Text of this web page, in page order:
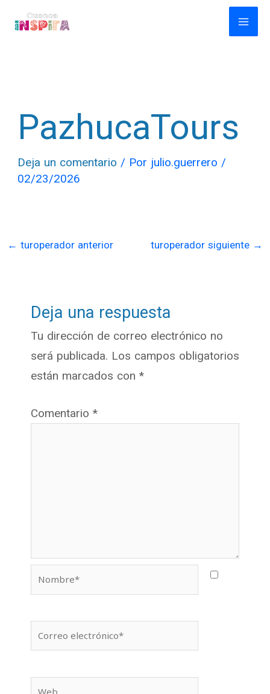
PazhucaTours
Deja un comentario / Por julio.guerrero /
02/23/2026
← turoperador anterior turoperador siguiente →
Deja una respuesta
Tu dirección de correo electrónico no
será publicada. Los campos obligatorios
están marcados con *
Comentario *
Nombre*
Correo
electrónico*
Web